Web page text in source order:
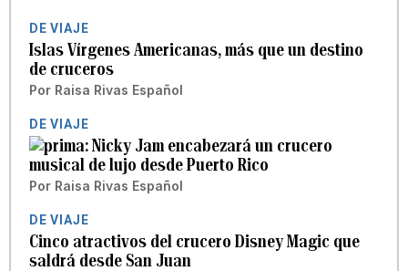
DE VIAJE
Islas Vírgenes Americanas, más que un destino
de cruceros
Por Raisa Rivas Español
DE VIAJE
Nicky Jam encabezará un crucero
musical de lujo desde Puerto Rico
Por Raisa Rivas Español
DE VIAJE
Cinco atractivos del crucero Disney Magic que
saldrá desde San Juan